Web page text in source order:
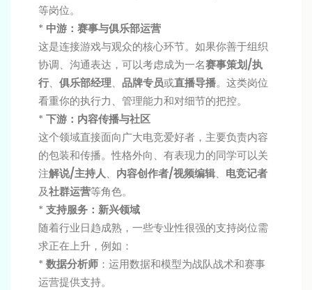
等岗位。
* 中游：赛事与俱乐部运营
这是连接游戏与观众的核心环节。如果你善于组织
协调、沟通表达，可以考虑成为一名赛事策划/执
行、 俱乐部经理、 品牌专员或直播导播。这类岗位
看重你的执行力、管理能力和对细节的把控。
* 下游：内容传播与社区
这个领域直接面向广大电竞爱好者，主要负责内容
的包装和传播。性格外向、有表现力的同学可以关
注解说/主持人、 内容创作者/视频编辑、 电竞记者
及社群运营等角色。
* 支持服务：新兴领域
随着行业日趋成熟，一些专业性很强的支持岗位需
求正在上升，例如：
* 数据分析师 ：运用数据和模型为战队战术和赛事
运营提供支持。